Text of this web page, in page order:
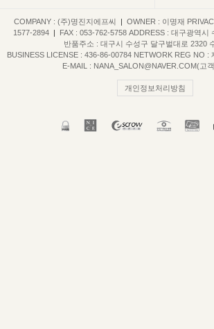
COMPANY : (주)명진지에프씨 | OWNER : 이명재
1577-2894
| FAX : 053-762-5758 ADDRESS : 대구광역시
반품주소 : 대구시 수성구 달구벌대로 2320
BUSINESS LICENSE : 436-86-00784 NETWORK REG NO :
E-MAIL : NANA_SALON@NAVER.COM(고
개인정보처리방침